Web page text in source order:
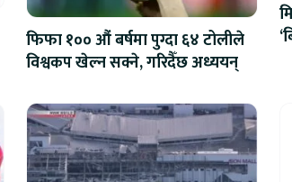
फिफा १०० औं बर्षमा पुग्दा ६४ टोलीले
विश्वकप खेल्न सक्ने, गरिदैँछ अध्ययन्